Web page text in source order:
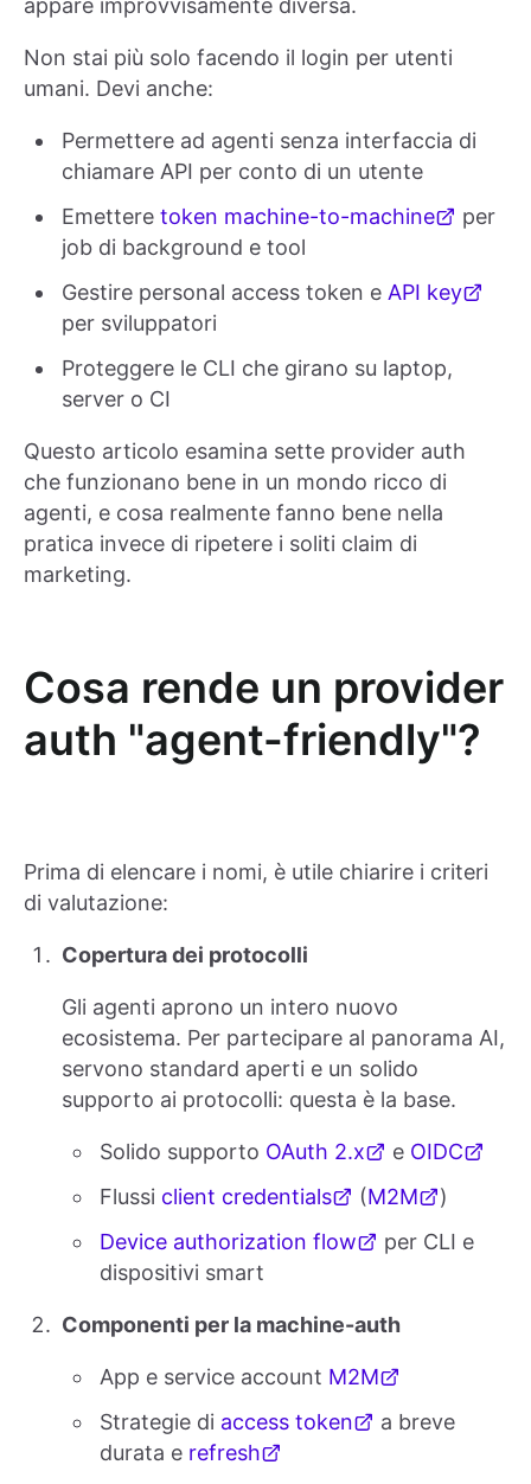
appare improvvisamente diversa.
Non stai più solo facendo il login per utenti
umani. Devi anche:
Permettere ad agenti senza interfaccia di
chiamare API per conto di un utente
Emettere token machine-to-machine
per
job di background e tool
Gestire personal access token e API key
per sviluppatori
Proteggere le CLI che girano su laptop,
server o CI
Questo articolo esamina sette provider auth
che funzionano bene in un mondo ricco di
agenti, e cosa realmente fanno bene nella
pratica invece di ripetere i soliti claim di
marketing.
Cosa rende un provider
auth "agent-friendly"?
Prima di elencare i nomi, è utile chiarire i criteri
di valutazione:
Copertura dei protocolli
Gli agenti aprono un intero nuovo
ecosistema. Per partecipare al panorama AI,
servono standard aperti e un solido
supporto ai protocolli: questa è la base.
Solido supporto OAuth 2.x e OIDC
Flussi client credentials (M2M
)
Device authorization flow
per CLI e
dispositivi smart
Componenti per la machine-auth
App e service account M2M
Strategie di access token
a breve
durata e refresh